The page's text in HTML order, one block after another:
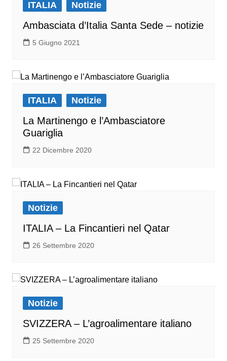
ITALIA Notizie
Ambasciata d’Italia Santa Sede – notizie
5 Giugno 2021
ITALIA Notizie
La Martinengo e l’Ambasciatore
Guariglia
22 Dicembre 2020
Notizie
ITALIA – La Fincantieri nel Qatar
26 Settembre 2020
Notizie
SVIZZERA – L’agroalimentare italiano
25 Settembre 2020